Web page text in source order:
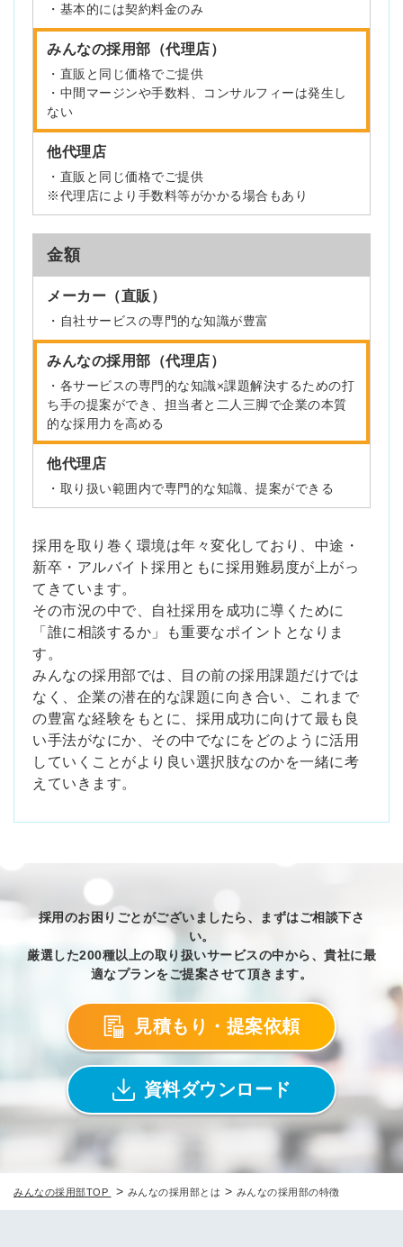
・基本的には契約料金のみ
みんなの採用部（代理店）
・直販と同じ価格でご提供
・中間マージンや手数料、コンサルフィーは発生し
ない
他代理店
・直販と同じ価格でご提供
※代理店により手数料等がかかる場合もあり
金額
メーカー（直販）
・自社サービスの専門的な知識が豊富
みんなの採用部（代理店）
・各サービスの専門的な知識×課題解決するための打
ち手の提案ができ、担当者と二人三脚で企業の本質
的な採用力を高める
他代理店
・取り扱い範囲内で専門的な知識、提案ができる
採用を取り巻く環境は年々変化しており、中途・
新卒・アルバイト採用ともに採用難易度が上がっ
てきています。
その市況の中で、自社採用を成功に導くために
「誰に相談するか」も重要なポイントとなりま
す。
みんなの採用部では、目の前の採用課題だけでは
なく、企業の潜在的な課題に向き合い、これまで
の豊富な経験をもとに、採用成功に向けて最も良
い手法がなにか、その中でなにをどのように活用
していくことがより良い選択肢なのかを一緒に考
えていきます。
採用のお困りごとがございましたら、まずはご相談下さ
い。
厳選した200種以上の取り扱いサービスの中から、貴社に最
適なプランをご提案させて頂きます。
見積もり・提案依頼
資料ダウンロード
みんなの採用部TOP > みんなの採用部とは > みんなの採用部の特徴